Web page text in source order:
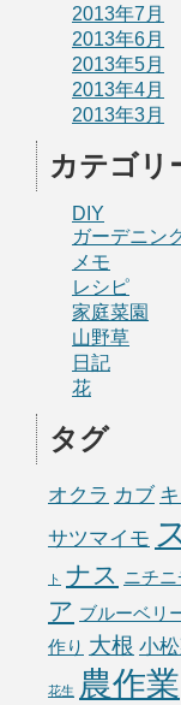
2013年7月
2013年6月
2013年5月
2013年4月
2013年3月
カテゴリ
DIY
ガーデニン
メモ
レシピ
家庭菜園
山野草
日記
花
タグ
オクラ カブ
サツマイモ
ト ナス ニチニ
ア ブルーベリ
作り 大根 小
花生 農作業